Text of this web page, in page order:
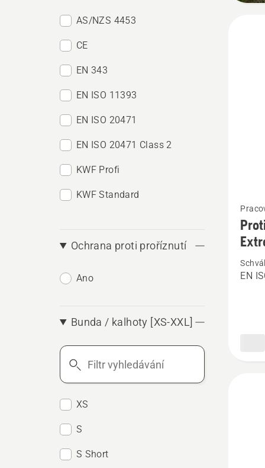
AS/NZS 4453
CE
EN 343
EN ISO 11393
EN ISO 20471
EN ISO 20471 Class 2
KWF Profi
KWF Standard
Ochrana proti proříznutí
Ano
Bunda / kalhoty [XS-XXL]
Filtr
vyhledávání
XS
S
S Short
více
EN